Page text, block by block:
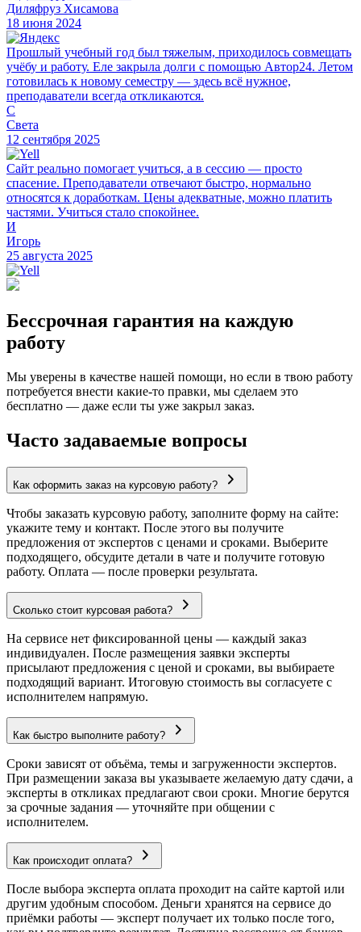
Диляфруз Хисамова
18 июня 2024
Прошлый учебный год был тяжелым, приходилось совмещать
учёбу и работу. Еле закрыла долги с помощью Автор24. Летом
готовилась к новому семестру — здесь всё нужное,
преподаватели всегда откликаются.
С
Света
12 сентября 2025
Сайт реально помогает учиться, а в сессию — просто
спасение. Преподаватели отвечают быстро, нормально
относятся к доработкам. Цены адекватные, можно платить
частями. Учиться стало спокойнее.
И
Игорь
25 августа 2025
Бессрочная гарантия на каждую
работу
Мы уверены в качестве нашей помощи, но если в твою работу
потребуется внести какие-то правки, мы сделаем это
бесплатно — даже если ты уже закрыл заказ.
Часто задаваемые вопросы
Как оформить заказ на курсовую работу?
Чтобы заказать курсовую работу, заполните форму на сайте:
укажите тему и контакт. После этого вы получите
предложения от экспертов с ценами и сроками. Выберите
подходящего, обсудите детали в чате и получите готовую
работу. Оплата — после проверки результата.
Сколько стоит курсовая работа?
На сервисе нет фиксированной цены — каждый заказ
индивидуален. После размещения заявки эксперты
присылают предложения с ценой и сроками, вы выбираете
подходящий вариант. Итоговую стоимость вы согласуете с
исполнителем напрямую.
Как быстро выполните работу?
Сроки зависят от объёма, темы и загруженности экспертов.
При размещении заказа вы указываете желаемую дату сдачи, а
эксперты в откликах предлагают свои сроки. Многие берутся
за срочные задания — уточняйте при общении с
исполнителем.
Как происходит оплата?
После выбора эксперта оплата проходит на сайте картой или
другим удобным способом. Деньги хранятся на сервисе до
приёмки работы — эксперт получает их только после того,